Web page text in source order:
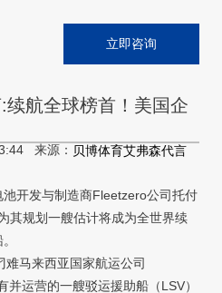
立即咨询
续航全球榜首！美国企
来源： 贝博体育艾弗森代言
开发与制造商Fleetzero公司托付
其规划一艘估计将成为全世界续
马来西亚国家航运公司
并运营的一艘驳运援助船（LSV）